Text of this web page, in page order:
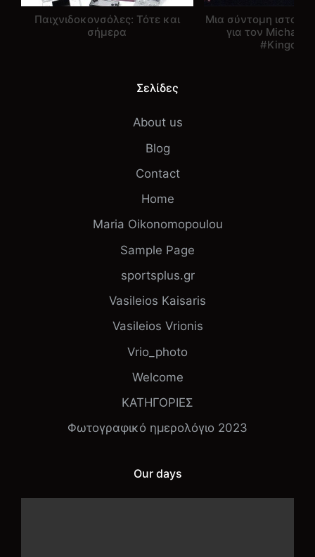
Παιχνιδοκονσόλες: Τότε και
σήμερα
Μια σύντομη
για τον Michael
Σελίδες
About us
Blog
Contact
Home
Maria Oikonomopoulou
Sample Page
sportsplus.gr
Vasileios Kaisaris
Vasileios Vrionis
Vrio_photo
Welcome
ΚΑΤΗΓΟΡΙΕΣ
Φωτογραφικό ημερολόγιο 2023
Our days